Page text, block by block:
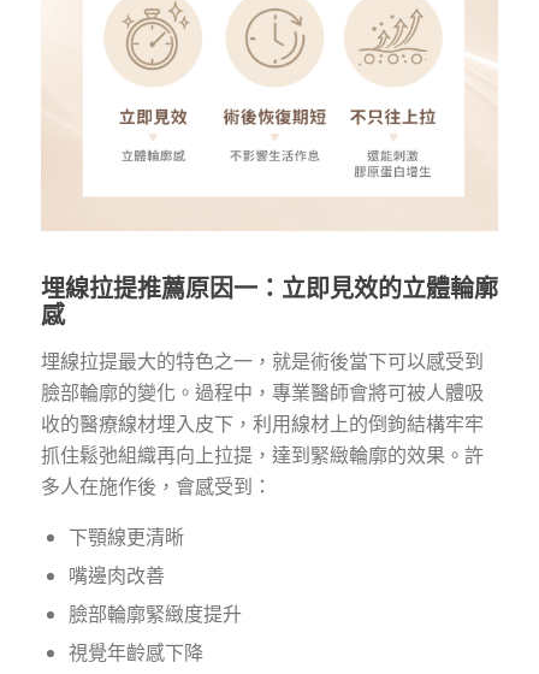
埋線拉提推薦原因一：立即見效的立體輪廓
感
埋線拉提最大的特色之一，就是術後當下可以感受到
臉部輪廓的變化。過程中，專業醫師會將可被人體吸
收的醫療線材埋入皮下，利用線材上的倒鉤結構牢牢
抓住鬆弛組織再向上拉提，達到緊緻輪廓的效果。許
多人在施作後，會感受到：
下顎線更清晰
嘴邊肉改善
臉部輪廓緊緻度提升
視覺年齡感下降